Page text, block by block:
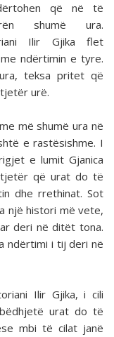
që në të
shumë ura.
Ilir Gjika flet
ndërtimin e tyre.
teksa pritet që
urë.
më shumë ura në
e rastësishme. I
e lumit Gjanica
që urat do të
dhe rrethinat. Sot
një histori më vete,
deri në ditët tona.
ndërtimi i tij deri në
Ilir Gjika, i cili
urat do të
mbi të cilat janë